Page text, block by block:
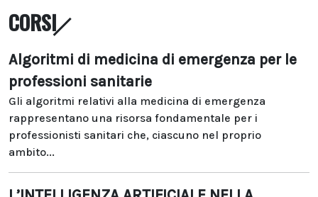
CORSI
Algoritmi di medicina di emergenza per le
professioni sanitarie
Gli algoritmi relativi alla medicina di emergenza
rappresentano una risorsa fondamentale per i
professionisti sanitari che, ciascuno nel proprio
ambito...